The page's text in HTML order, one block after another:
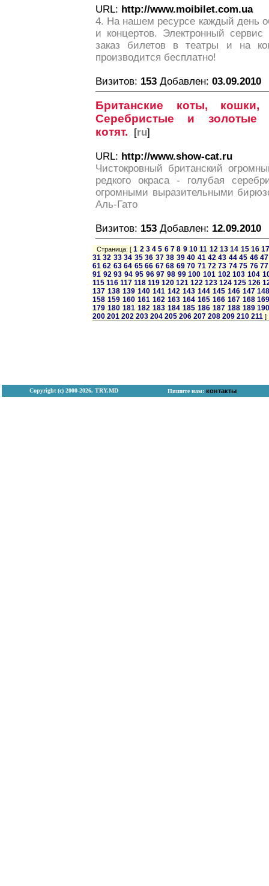
URL: http://www.moibilet.com.ua
4. На нашем ресурсе каждый день
и концертов. Электронный сервис
заказ билетов в театры и на
производится бесплатно!
Визитов: 153 Добавлен: 03.09.2010
Британские коты,
Серебристые и золотые
котят. [ru]
URL: http://www.show-cat.ru
Чистокровный британский
редкого окраса - голубая
огромными выразительными
Аль-Гато
Визитов: 153 Добавлен: 12.09.2010
Страница: [1 2 3 4 5 6 7 8 9 10 11 12 13 14 15 16
31 32 33 34 35 36 37 38 39 40 41 42 43 44 45 46 47
61 62 63 64 65 66 67 68 69 70 71 72 73 74 75 76 77
91 92 93 94 95 96 97 98 99 100 101 102 103 104
115 116 117 118 119 120 121 122 123 124 125 126
137 138 139 140 141 142 143 144 145 146 147
158 159 160 161 162 163 164 165 166 167 168
179 180 181 182 183 184 185 186 187 188 189
200 201 202 203 204 205 206 207 208 209 210 211 ]
Copyright (с) 2000-2026, TRY.MD Пишите нам: контакты